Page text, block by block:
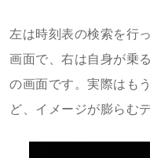
左は時刻表の検索を行
画面で、右は自身が乗
の画面です。実際はも
ど、イメージが膨らむ